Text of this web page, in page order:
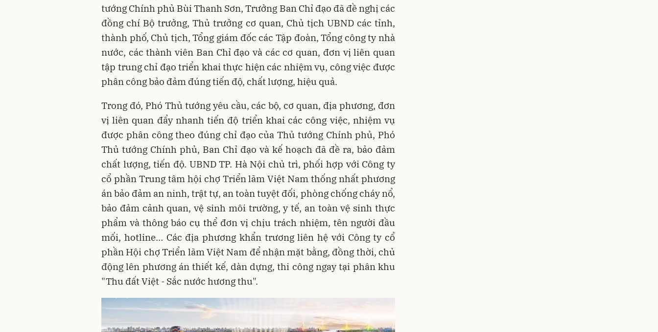
tướng Chính phủ Bùi Thanh Sơn, Trưởng Ban Chỉ đạo đã đề nghị các
đồng chí Bộ trưởng, Thủ trưởng cơ quan, Chủ tịch UBND các tỉnh,
thành phố, Chủ tịch, Tổng giám đốc các Tập đoàn, Tổng công ty nhà
nước, các thành viên Ban Chỉ đạo và các cơ quan, đơn vị liên quan
tập trung chỉ đạo triển khai thực hiện các nhiệm vụ, công việc được
phân công bảo đảm đúng tiến độ, chất lượng, hiệu quả.
Trong đó, Phó Thủ tướng yêu cầu, các bộ, cơ quan, địa phương, đơn
vị liên quan đẩy nhanh tiến độ triển khai các công việc, nhiệm vụ
được phân công theo đúng chỉ đạo của Thủ tướng Chính phủ, Phó
Thủ tướng Chính phủ, Ban Chỉ đạo và kế hoạch đã đề ra, bảo đảm
chất lượng, tiến độ. UBND TP. Hà Nội chủ trì, phối hợp với Công ty
cổ phần Trung tâm hội chợ Triển lãm Việt Nam thống nhất phương
án bảo đảm an ninh, trật tự, an toàn tuyệt đối, phòng chống cháy nổ,
bảo đảm cảnh quan, vệ sinh môi trường, y tế, an toàn vệ sinh thực
phẩm và thông báo cụ thể đơn vị chịu trách nhiệm, tên người đầu
mối, hotline… Các địa phương khẩn trương liên hệ với Công ty cổ
phần Hội chợ Triển lãm Việt Nam để nhận mặt bằng, đồng thời, chủ
động lên phương án thiết kế, dàn dựng, thi công ngay tại phân khu
"Thu đất Việt - Sắc nước hương thu".